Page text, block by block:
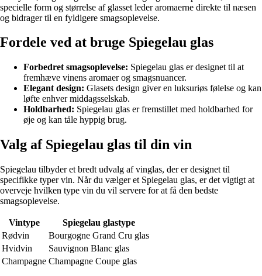
specielle form og størrelse af glasset leder aromaerne direkte til næsen
og bidrager til en fyldigere smagsoplevelse.
Fordele ved at bruge Spiegelau glas
Forbedret smagsoplevelse: Spiegelau glas er designet til at
fremhæve vinens aromaer og smagsnuancer.
Elegant design: Glasets design giver en luksuriøs følelse og kan
løfte enhver middagsselskab.
Holdbarhed: Spiegelau glas er fremstillet med holdbarhed for
øje og kan tåle hyppig brug.
Valg af Spiegelau glas til din vin
Spiegelau tilbyder et bredt udvalg af vinglas, der er designet til
specifikke typer vin. Når du vælger et Spiegelau glas, er det vigtigt at
overveje hvilken type vin du vil servere for at få den bedste
smagsoplevelse.
Vintype
Spiegelau glastype
Rødvin
Bourgogne Grand Cru glas
Hvidvin
Sauvignon Blanc glas
Champagne Champagne Coupe glas